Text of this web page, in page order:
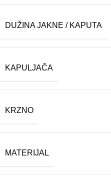
DUŽINA JAKNE / KAPUTA
KAPULJAČA
KRZNO
MATERIJAL